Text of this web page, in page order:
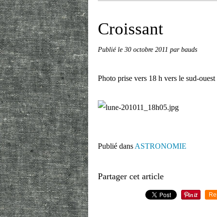
Croissant
Publié le 30 octobre 2011 par bauds
Photo prise vers 18 h vers le sud-ouest
Publié dans ASTRONOMIE
Partager cet article